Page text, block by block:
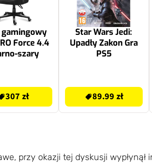
Force 4.4
szary
307 zł
Star Wars Jedi:
Upadły Zakon Gra
PS5
89.99 zł
przy okazji tej dyskusji